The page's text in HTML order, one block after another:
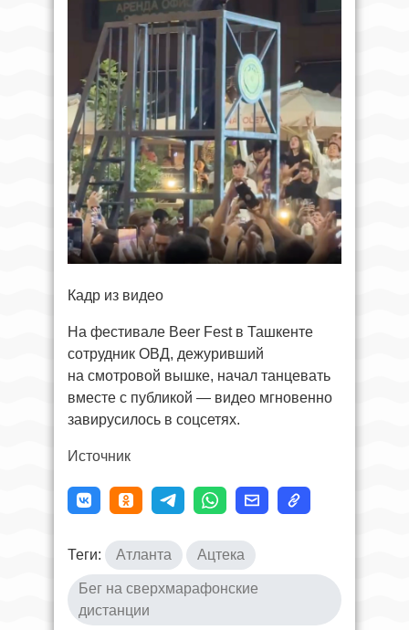
Кадр из видео
На фестивале Beer Fest в Ташкенте
сотрудник ОВД, дежуривший
на смотровой вышке, начал танцевать
вместе с публикой — видео мгновенно
завирусилось в соцсетях.
Источник
Теги: Атланта Ацтека
Бег на сверхмарафонские
дистанции